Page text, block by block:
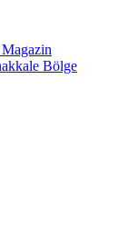
Magazin
Bölge